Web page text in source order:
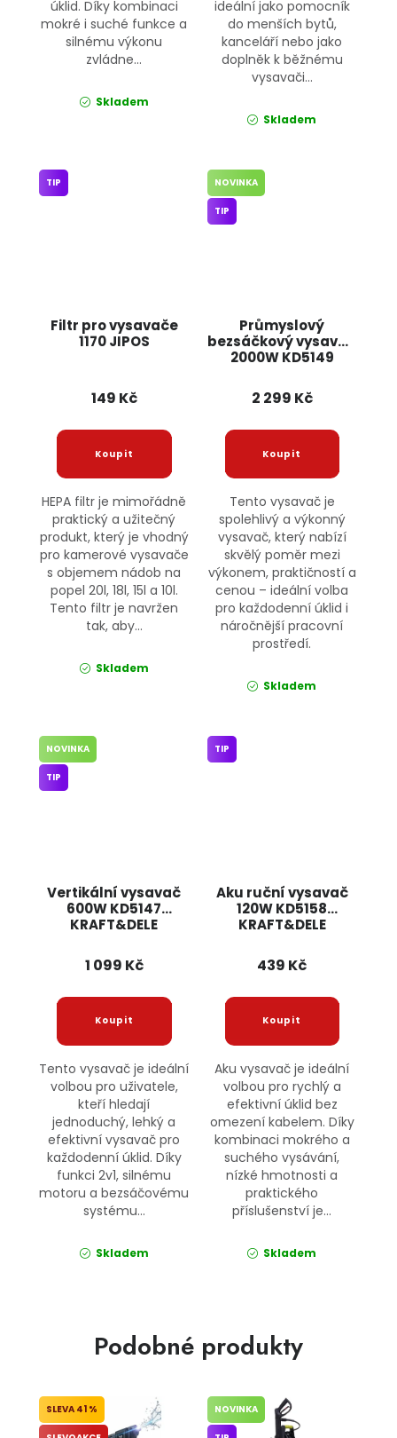
úklid. Díky kombinaci
mokré i suché funkce a
silnému výkonu
zvládne...
Skladem
ideální jako pomocník
do menších bytů,
kanceláří nebo jako
doplněk k běžnému
vysavači...
Skladem
Filtr pro vysavače
1170 JIPOS
TIP
149 Kč
HEPA filtr je mimořádně
praktický a užitečný
produkt, který je vhodný
pro kamerové vysavače
s objemem nádob na
popel 20l, 18l, 15l a 10l.
Tento filtr je navržen
tak, aby...
Skladem
Průmyslový
bezsáčkový vysavač
2000W KD5149
NOVINKA
TIP
2 299 Kč
Tento vysavač je
spolehlivý a výkonný
vysavač, který nabízí
skvělý poměr mezi
výkonem, praktičností a
cenou – ideální volba
pro každodenní úklid i
náročnější pracovní
prostředí.
Skladem
Vertikální vysavač
600W KD5147
KRAFT&DELE
NOVINKA
TIP
1 099 Kč
Tento vysavač je ideální
volbou pro uživatele,
kteří hledají
jednoduchý, lehký a
efektivní vysavač pro
každodenní úklid. Díky
funkci 2v1, silnému
motoru a bezsáčovému
systému...
Skladem
Aku ruční vysavač
120W KD5158
KRAFT&DELE
TIP
439 Kč
Aku vysavač je ideální
volbou pro rychlý a
efektivní úklid bez
omezení kabelem. Díky
kombinaci mokrého a
suchého vysávání,
nízké hmotnosti a
praktického
příslušenství je...
Skladem
Podobné produkty
41 % NOVINKA